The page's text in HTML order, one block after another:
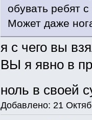
обувать ребят
Может даже
я с чего вы
ВЫ я явно в
ноль в своей
Добавлено: 21